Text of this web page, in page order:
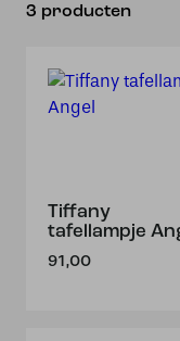
3 producten
Tiffany
tafellampje
91,00